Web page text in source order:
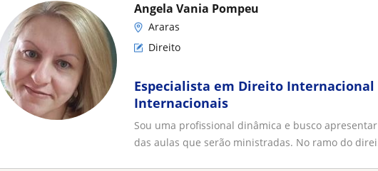
Angela Vania Pompeu
Araras
Direito
Especialista em Direito Internacional
Internacionais
Sou uma profissional dinâmica e busco
das aulas que serão ministradas. No ramo do